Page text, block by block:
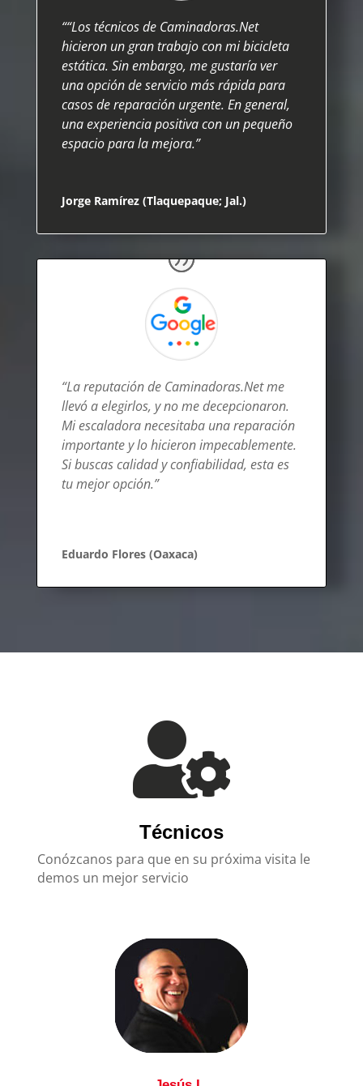
““Los técnicos de Caminadoras.Net
hicieron un gran trabajo con mi bicicleta
estática. Sin embargo, me gustaría ver
una opción de servicio más rápida para
casos de reparación urgente. En general,
una experiencia positiva con un pequeño
espacio para la mejora.”
Jorge Ramírez (Tlaquepaque; Jal.)
“La reputación de Caminadoras.Net me
llevó a elegirlos, y no me decepcionaron.
Mi escaladora necesitaba una reparación
importante y lo hicieron impecablemente.
Si buscas calidad y confiabilidad, esta es
tu mejor opción.”
Eduardo Flores (Oaxaca)

Técnicos
Conózcanos para que en su próxima visita le
demos un mejor servicio